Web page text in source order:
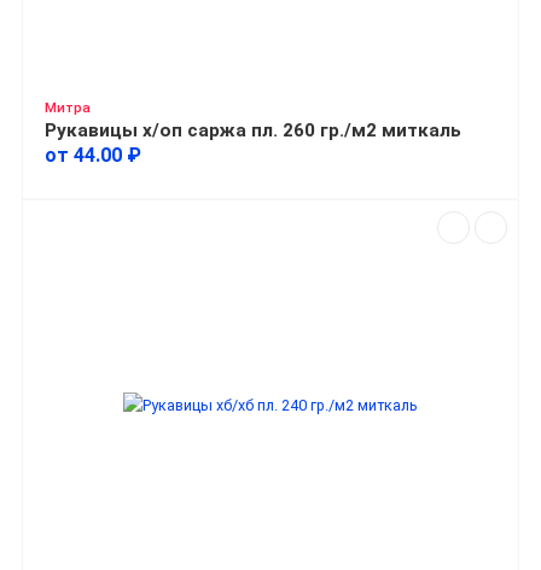
Митра
Рукавицы х/оп саржа пл. 260 гр./м2 миткаль
от 44.00 ₽